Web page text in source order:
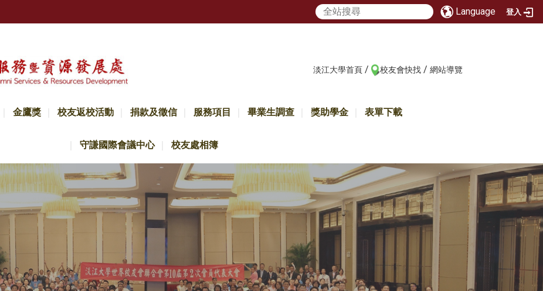
Language 登入
淡江大學首頁 / 校友會快找 / 網站導覽
金鷹獎 校友返校活動 捐款及徵信 服務項目 畢業生調查 獎助學金 表單下載
守謙國際會議中心 校友處相簿